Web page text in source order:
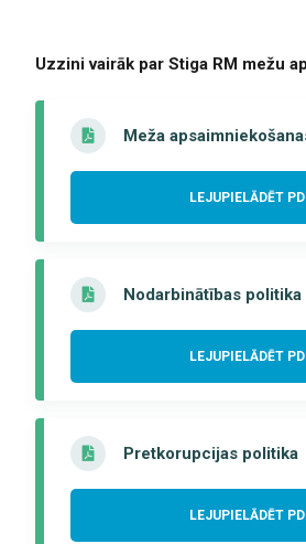
Uzzini vairāk par Stiga RM mežu
Meža
LEJUPIELĀDĒT
Nodarbinātības politika
LEJUPIELĀDĒT
Pretkorupcijas politika
LEJUPIELĀDĒT